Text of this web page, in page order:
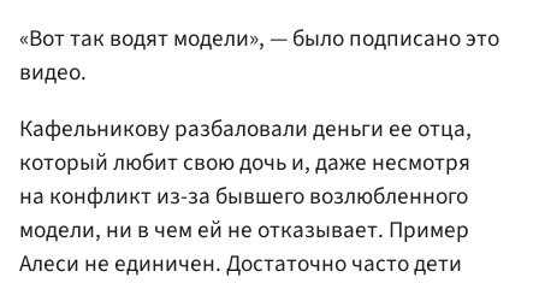
«Вот так водят модели», — было подписано это
видео.
Кафельникову разбаловали деньги ее отца,
который любит свою дочь и, даже несмотря
на конфликт из-за бывшего возлюбленного
модели, ни в чем ей не отказывает. Пример
Алеси не единичен. Достаточно часто дети